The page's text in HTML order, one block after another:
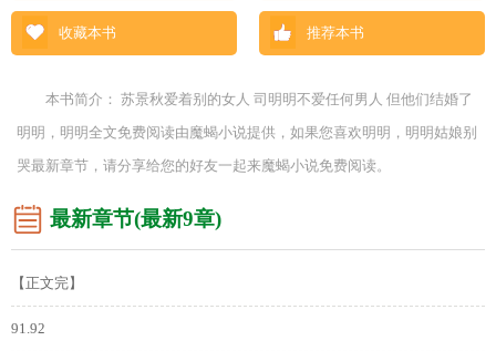
收藏本书 推荐本书
本书简介： 苏景秋爱着别的女人 司明明不爱任何男人 但他们结婚了
明明，明明全文免费阅读由魔蝎小说提供，如果您喜欢明明，明明姑娘别
哭最新章节，请分享给您的好友一起来魔蝎小说免费阅读。
最新章节(最新9章)
【正文完】
91.92